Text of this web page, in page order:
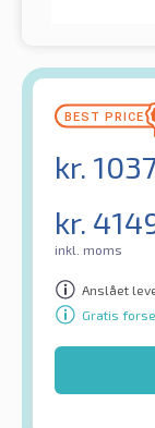
kr.
kr.
inkl. moms
Anslået
Gratis